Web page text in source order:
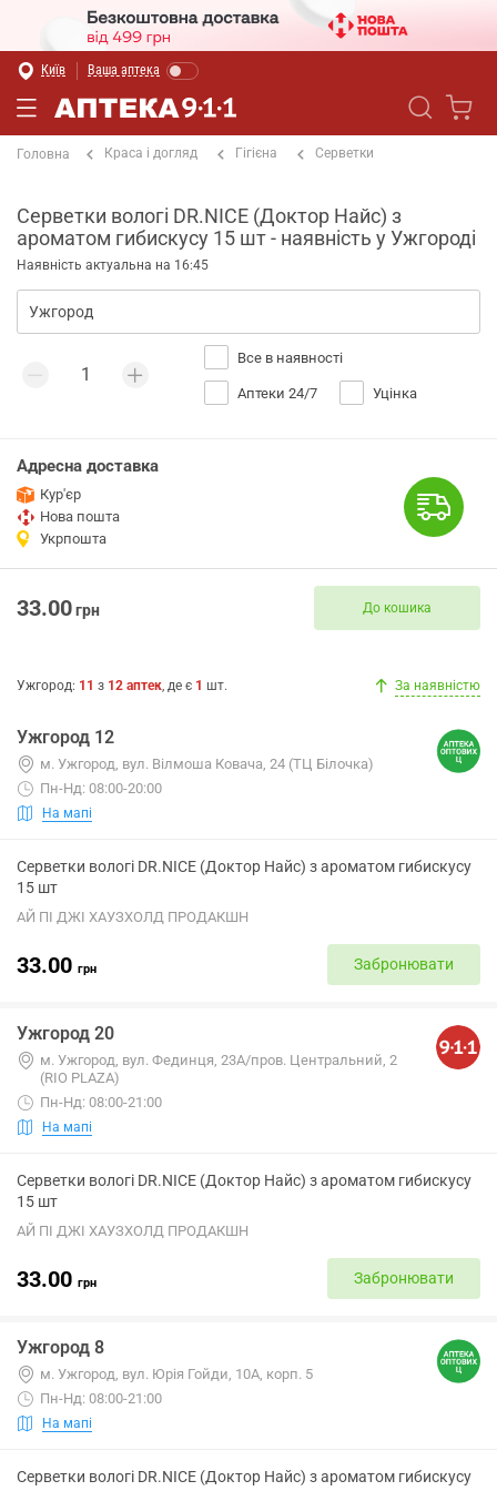
Київ Ваша аптека
Головна Краса і догляд Гігієна Серветки
Серветки вологі DR.NICE (Доктор Найс) з
ароматом гибискусу 15 шт - наявність у Ужгороді
Наявність актуальна на 16:45
Все в наявності
Аптеки 24/7 Уцінка
Адресна доставка
Кур'єр
Нова пошта
Укрпошта
33.00грн До кошика
Ужгород: 11 з 12 аптек, де є 1 шт. За наявністю
Ужгород 12
м. Ужгород, вул. Вілмоша Ковача, 24 (ТЦ Білочка)
Пн-Нд: 08:00-20:00
На мапі
Серветки вологі DR.NICE (Доктор Найс) з ароматом гибискусу
15 шт
АЙ ПІ ДЖІ ХАУЗХОЛД ПРОДАКШН
33.00 грн Забронювати
Ужгород 20
м. Ужгород, вул. Фединця, 23А/пров. Центральний, 2
(RIO PLAZA)
Пн-Нд: 08:00-21:00
На мапі
Серветки вологі DR.NICE (Доктор Найс) з ароматом гибискусу
15 шт
АЙ ПІ ДЖІ ХАУЗХОЛД ПРОДАКШН
33.00 грн Забронювати
Ужгород 8
м. Ужгород, вул. Юрія Гойди, 10А, корп. 5
Пн-Нд: 08:00-21:00
На мапі
Серветки вологі DR.NICE (Доктор Найс) з ароматом гибискусу